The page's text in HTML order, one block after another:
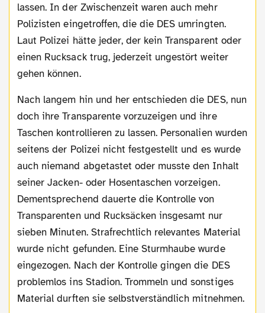
lassen. In der Zwischenzeit waren auch mehr
Polizisten eingetroffen, die die DES umringten.
Laut Polizei hätte jeder, der kein Transparent oder
einen Rucksack trug, jederzeit ungestört weiter
gehen können.
Nach langem hin und her entschieden die DES, nun
doch ihre Transparente vorzuzeigen und ihre
Taschen kontrollieren zu lassen. Personalien wurden
seitens der Polizei nicht festgestellt und es wurde
auch niemand abgetastet oder musste den Inhalt
seiner Jacken- oder Hosentaschen vorzeigen.
Dementsprechend dauerte die Kontrolle von
Transparenten und Rucksäcken insgesamt nur
sieben Minuten. Strafrechtlich relevantes Material
wurde nicht gefunden. Eine Sturmhaube wurde
eingezogen. Nach der Kontrolle gingen die DES
problemlos ins Stadion. Trommeln und sonstiges
Material durften sie selbstverständlich mitnehmen.